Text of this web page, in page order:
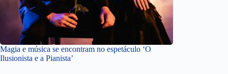
Magia e música se encontram no espetáculo ‘O
Ilusionista e a Pianista’